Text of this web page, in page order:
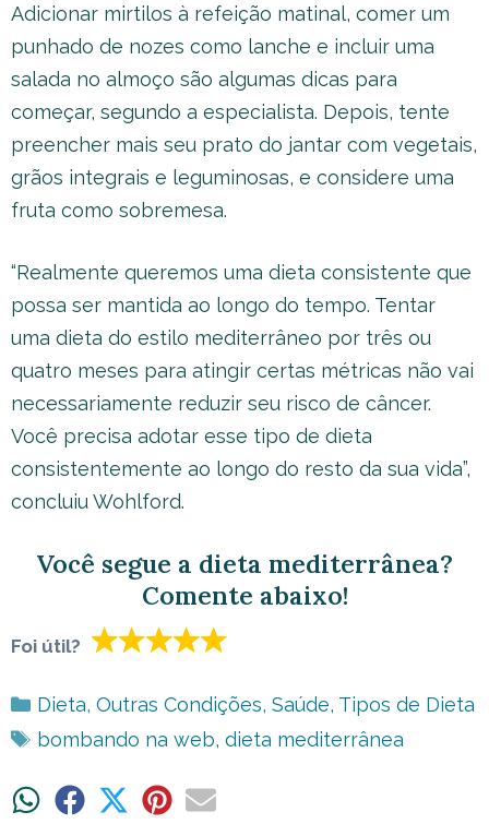
Adicionar mirtilos à refeição matinal, comer um
punhado de nozes como lanche e incluir uma
salada no almoço são algumas dicas para
começar, segundo a especialista. Depois, tente
preencher mais seu prato do jantar com vegetais,
grãos integrais e leguminosas, e considere uma
fruta como sobremesa.
“Realmente queremos uma dieta consistente que
possa ser mantida ao longo do tempo. Tentar
uma dieta do estilo mediterrâneo por três ou
quatro meses para atingir certas métricas não vai
necessariamente reduzir seu risco de câncer.
Você precisa adotar esse tipo de dieta
consistentemente ao longo do resto da sua vida”,
concluiu Wohlford.
Você segue a dieta mediterrânea?
Comente abaixo!
Foi útil?
Categorias
Dieta, Outras Condições, Saúde, Tipos de Dieta
Tags
bombando na web, dieta mediterrânea
ShareShare ShareShareShare